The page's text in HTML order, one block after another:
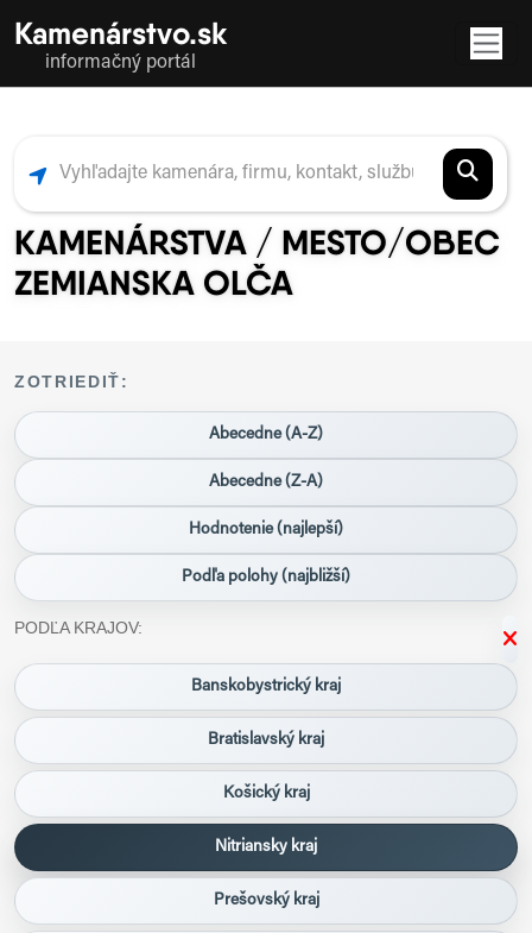
Kamenárstvo.sk
informačný portál
KAMENÁRSTVA / MESTO/OBEC
ZEMIANSKA OLČA
ZOTRIEDIŤ:
Abecedne (A-Z)
Abecedne (Z-A)
Hodnotenie (najlepší)
Podľa polohy (najbližší)
PODĽA KRAJOV:
Banskobystrický kraj
Bratislavský kraj
Košický kraj
Nitriansky kraj
Prešovský kraj